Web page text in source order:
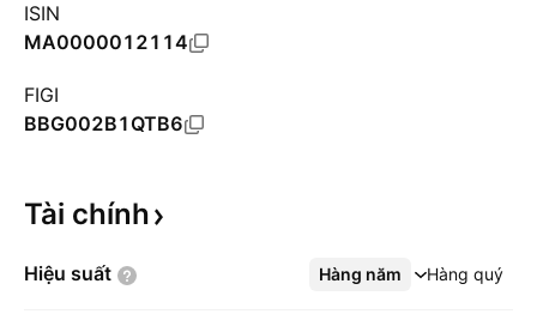
ISIN
MA0000012114
FIGI
BBG002B1QTB6
Tài chính
Hiệu suất Hàng năm Hàng quý
Xem thêm